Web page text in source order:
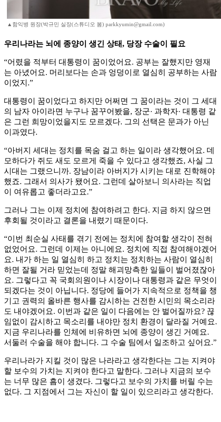
▲함익병 원장(박규민 실장(스튜디오 봄) parkkyumin@gmail.com)
우리나라는 뇌에 종양이 생긴 상태, 당장 수술이 필요
“어렸을 적부터 대통령이 꿈이었어요. 공부는 잘했지만 영재
는 아녔어요. 머리보다는 손과 엉덩이로 열심히 공부하는 사람
이었지.”
대통령이 꿈이었다고 하지만 어쩌면 그 꿈이라는 것이 그 세대
의 남자 아이라면 누구나 꿈꾸어봤을, 장군· 과학자· 대통령 같
은 그런 희망이었을지도 모르겠다. 그의 선택은 문과가 아닌
이과였다.
“아버지 세대는 정치를 목숨 걸고 하는 일이라 생각했어요. 데
모하다가 쥐도 새도 모르게 죽을 수 있다고 생각했죠, 사실 그
시대는 그랬으니까. 장남이라 아버지가 시키는 대로 진학해야
했죠. 그래서 의사가 됐어요. 그런데 살아보니 의사라는 직업
이 여유롭고 좋더라고요.”
그러나 그는 이제 정치에 참여하려고 한다. 지금 하지 않으면
후회될 것이라고 결론을 내렸기 때문이다.
“이번 최순실 사태를 겪기 전에는 정치에 참여할 생각이 전혀
없었어요. 그런데 이제는 아니에요. 정치에 직접 참여해야겠어
요. 내가 하는 일 열심히 하고 정치는 정치하는 사람이 열심히
하면 잘될 거라 믿었는데 정말 해괴망측한 일들이 벌어졌잖아
요. 그렇다고 꼭 국회의원이나 시장이나 대통령과 같은 무엇이
되겠다는 것이 아닙니다. 정당에 들어가 지속적으로 정책을 챙
기고 권력의 올바른 행사를 감시하는 건전한 시민의 목소리라
도 내야겠어요. 이번과 같은 일이 다음에는 안 벌어질까요? 끊
임없이 감시하고 목소리를 내야만 정치 환경이 달라질 거예요.
지금 우리나라를 인체에 비유하면 뇌에 종양이 생긴 거예요.
서둘러 수술을 해야 합니다. 그 수술 팀에서 일조하고 싶어요.”
우리나라가 지킬 것이 많은 나라라고 생각한다는 그는 지켜야
할 보수의 가치는 지켜야 한다고 말한다. 그러나 지금의 보수
는 너무 많은 흠이 생겼다. 그렇다고 보수의 가치를 버릴 수는
없다. 그 지점에서 그는 자신이 할 일이 있으리라고 생각한다.